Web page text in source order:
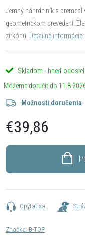
Jemný náhrdelník s
geometrickom prevedení.
zirkónu. Detailné informácie
Skladom - hneď
Možnosti doručenia
€39,86
Opýtať sa
Značka: B-TOP